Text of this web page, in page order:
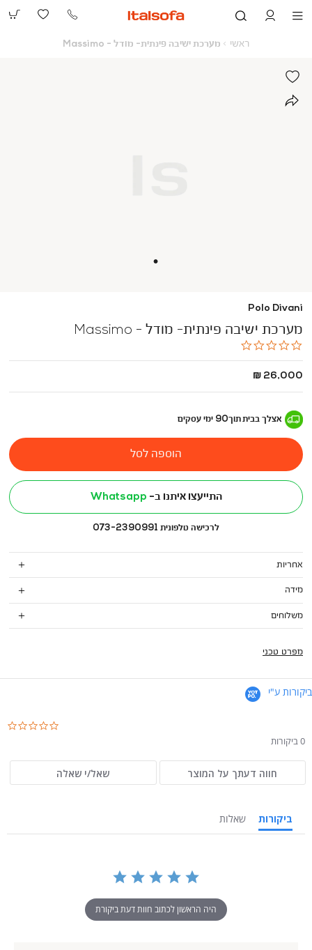
073-
ראשי ראשי
מערכת ישיבה פינתית- מודל - Massimo
Polo Divani
מערכת ישיבה פינתית- מודל - Massimo
החל
26,000 ₪
אצלך בביתתוך90 ימי עסקים
הוספה לסל
התייעצו איתנו ב- Whatsapp
לרכישה טלפונית 073-2390991
אחריות
מידה
משלוחים
מפרט טכני
ביקורות ע"י
0 ביקורות
חווה דעתך על המוצר שאל/י שאלה
ביקורות שאלות
היה הראשון לכתוב חוות דעת ביקורת